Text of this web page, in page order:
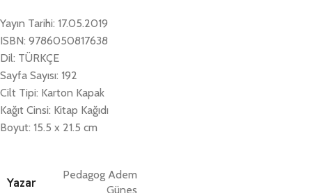
Yayın Tarihi: 17.05.2019
ISBN: 9786050817638
Dil: TÜRKÇE
Sayfa Sayısı: 192
Cilt Tipi: Karton Kapak
Kağıt Cinsi: Kitap Kağıdı
Boyut: 15.5 x 21.5 cm
Yazar
Pedagog Adem
Güneş